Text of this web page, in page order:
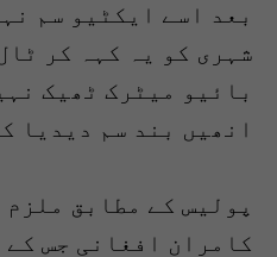
بعد اسے ایکٹیو سم
شہری کو یہ کہہ کر
بائیو میٹرک ٹھیک
انھیں بند سم دیدیا
پولیس کے مطابق ملزم
کامران افغانی جس